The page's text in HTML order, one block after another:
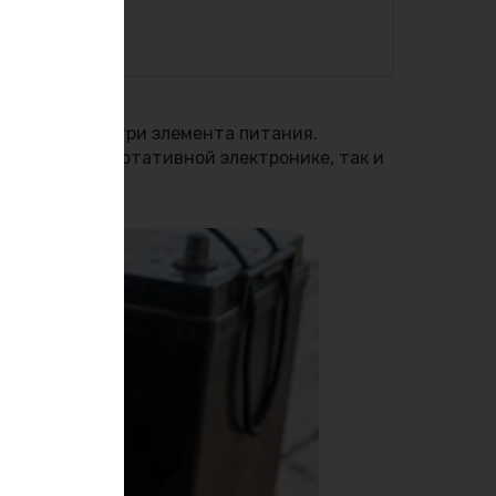
внутри элемента питания.
как в портативной электронике, так и